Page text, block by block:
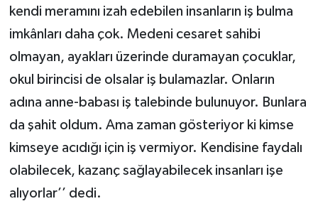
kendi meramını izah edebilen insanların iş bulma
imkânları daha çok. Medeni cesaret sahibi
olmayan, ayakları üzerinde duramayan çocuklar,
okul birincisi de olsalar iş bulamazlar. Onların
adına anne-babası iş talebinde bulunuyor. Bunlara
da şahit oldum. Ama zaman gösteriyor ki kimse
kimseye acıdığı için iş vermiyor. Kendisine faydalı
olabilecek, kazanç sağlayabilecek insanları işe
alıyorlar’’ dedi.